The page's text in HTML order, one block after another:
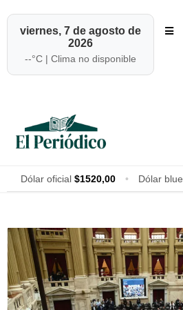
viernes, 7 de agosto de
2026
--°C | Clima no disponible
Dólar oficial $1520,00 • Dólar blue